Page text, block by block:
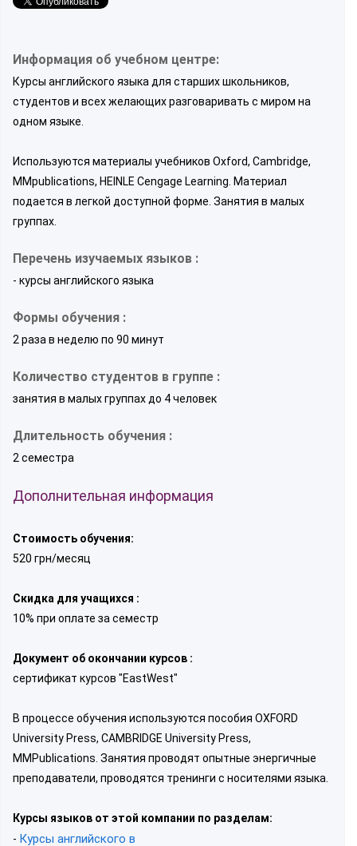
Информация об учебном центре:
Курсы английского языка для старших школьников,
студентов и всех желающих разговаривать с миром на
одном языке.
Используются материалы учебников Oxford, Cambridge,
MMpublications, HEINLE Cengage Learning. Материал
подается в легкой доступной форме. Занятия в малых
группах.
Перечень изучаемых языков :
- курсы английского языка
Формы обучения :
2 раза в неделю по 90 минут
Количество студентов в группе :
занятия в малых группах до 4 человек
Длительность обучения :
2 семестра
Дополнительная информация
Стоимость обучения:
520 грн/месяц
Скидка для учащихся :
10% при оплате за семестр
Документ об окончании курсов :
сертификат курсов "EastWest"
В процессе обучения используются пособия OXFORD
University Press, CAMBRIDGE University Press,
MMPublications. Занятия проводят опытные энергичные
преподаватели, проводятся тренинги с носителями языка.
Курсы языков от этой компании по разделам:
- Курсы английского в